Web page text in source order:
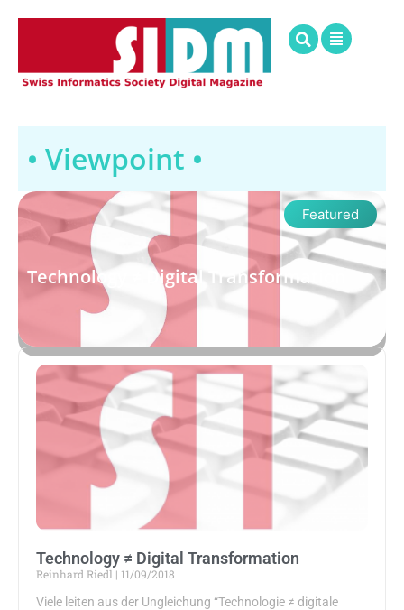
• Viewpoint •
Featured
Technology ≠ Digital Transformation
Technology ≠ Digital Transformation
Reinhard Riedl
11/09/2018
Viele leiten aus der Ungleichung “Technologie ≠ digitale